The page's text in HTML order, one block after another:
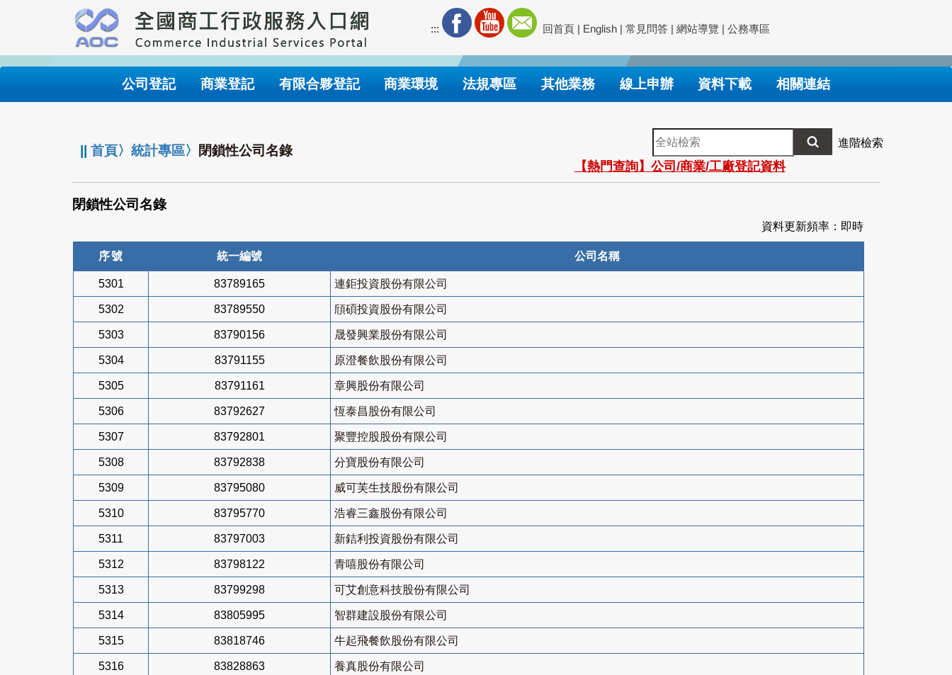
要
內
::: 回首頁 | English | 常見問答 | 網站導覽 | 公務專區
公司登記 商業登記 有限合夥登記 商業環境 法規專區 其他業務 線上申辦 資料下載 相關連結
||首頁〉統計專區〉 閉鎖性公司名錄
全
站
檢
索
進階檢索
【熱門查詢】公司/商業/工廠登記資料
閉鎖性公司名錄
資料更新頻率：即時
序號 統一編號 公司名稱
5301 83789165 連鉅投資股份有限公司
5302 83789550 頎碩投資股份有限公司
5303 83790156 晟發興業股份有限公司
5304 83791155 原澄餐飲股份有限公司
5305 83791161 章興股份有限公司
5306 83792627 恆泰昌股份有限公司
5307 83792801 聚豐控股股份有限公司
5308 83792838 分寶股份有限公司
5309 83795080 威可芙生技股份有限公司
5310 83795770 浩睿三鑫股份有限公司
5311 83797003 新銡利投資股份有限公司
5312 83798122 青嘻股份有限公司
5313 83799298 可艾創意科技股份有限公司
5314 83805995 智群建設股份有限公司
5315 83818746 牛起飛餐飲股份有限公司
5316 83828863 養真股份有限公司